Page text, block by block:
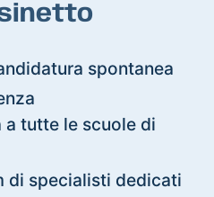
spontanea
tutte le scuole di
di specialisti dedicati